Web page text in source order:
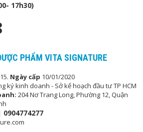
17h30)
PHẨM VITA SIGNATURE
Ngày cấp 10/01/2020
ký kinh doanh - Sở kế hoạch đầu tư TP HCM
204 Nơ Trang Long, Phường 12, Quận
0904774277